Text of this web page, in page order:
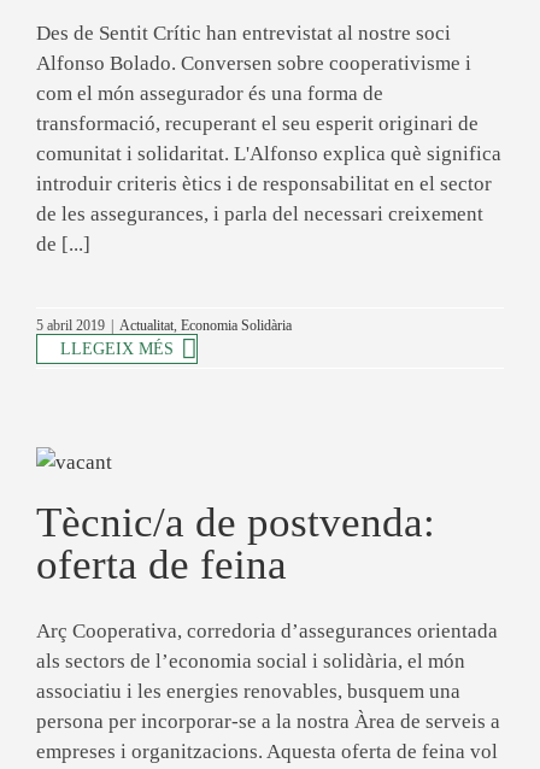
Des de Sentit Crític han entrevistat al nostre soci
Alfonso Bolado. Conversen sobre cooperativisme i
com el món assegurador és una forma de
transformació, recuperant el seu esperit originari de
comunitat i solidaritat. L'Alfonso explica què significa
introduir criteris ètics i de responsabilitat en el sector
de les assegurances, i parla del necessari creixement
de [...]
5 abril 2019 Actualitat, Economia Solidària
LLEGEIX MÉS
Tècnic/a de postvenda:
oferta de feina
Arç Cooperativa, corredoria d’assegurances orientada
als sectors de l’economia social i solidària, el món
associatiu i les energies renovables, busquem una
persona per incorporar-se a la nostra Àrea de serveis a
empreses i organitzacions. Aquesta oferta de feina vol